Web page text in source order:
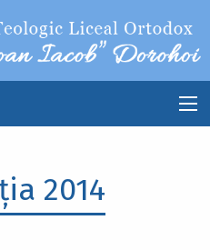
2014